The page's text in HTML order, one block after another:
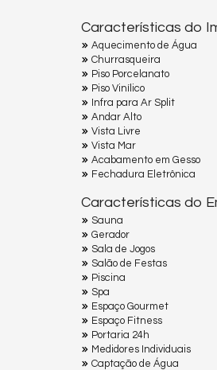
Características do
Aquecimento de Água
Churrasqueira
Piso Porcelanato
Piso Vinílico
Infra para Ar Split
Andar Alto
Vista Livre
Vista Mar
Acabamento em Gesso
Fechadura Eletrônica
Características do
Sauna
Gerador
Sala de Jogos
Salão de Festas
Piscina
Spa
Espaço Gourmet
Espaço Fitness
Portaria 24h
Medidores Individuais
Captação de Água